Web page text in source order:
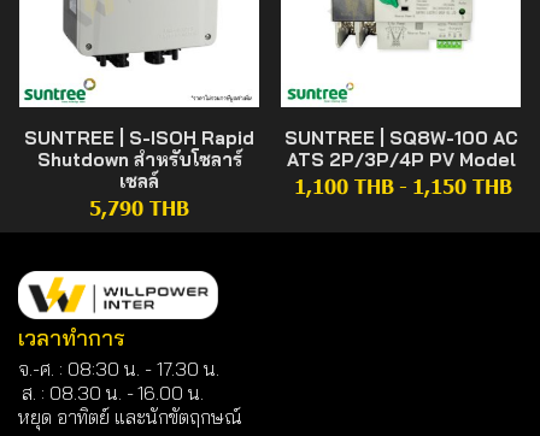
SUNTREE | S-ISOH Rapid
Shutdown สำหรับโซลาร์
เซลล์
5,790 THB
SUNTREE | SQ8W-100 AC
ATS 2P/3P/4P PV Model
1,100 THB - 1,150 THB
เวลาทำการ
จ.-ศ. : 08:30 น. - 17.30 น.
ส. : 08.30 น. -16.00 น.
หยุด อาทิตย์ และนักขัตฤกษณ์